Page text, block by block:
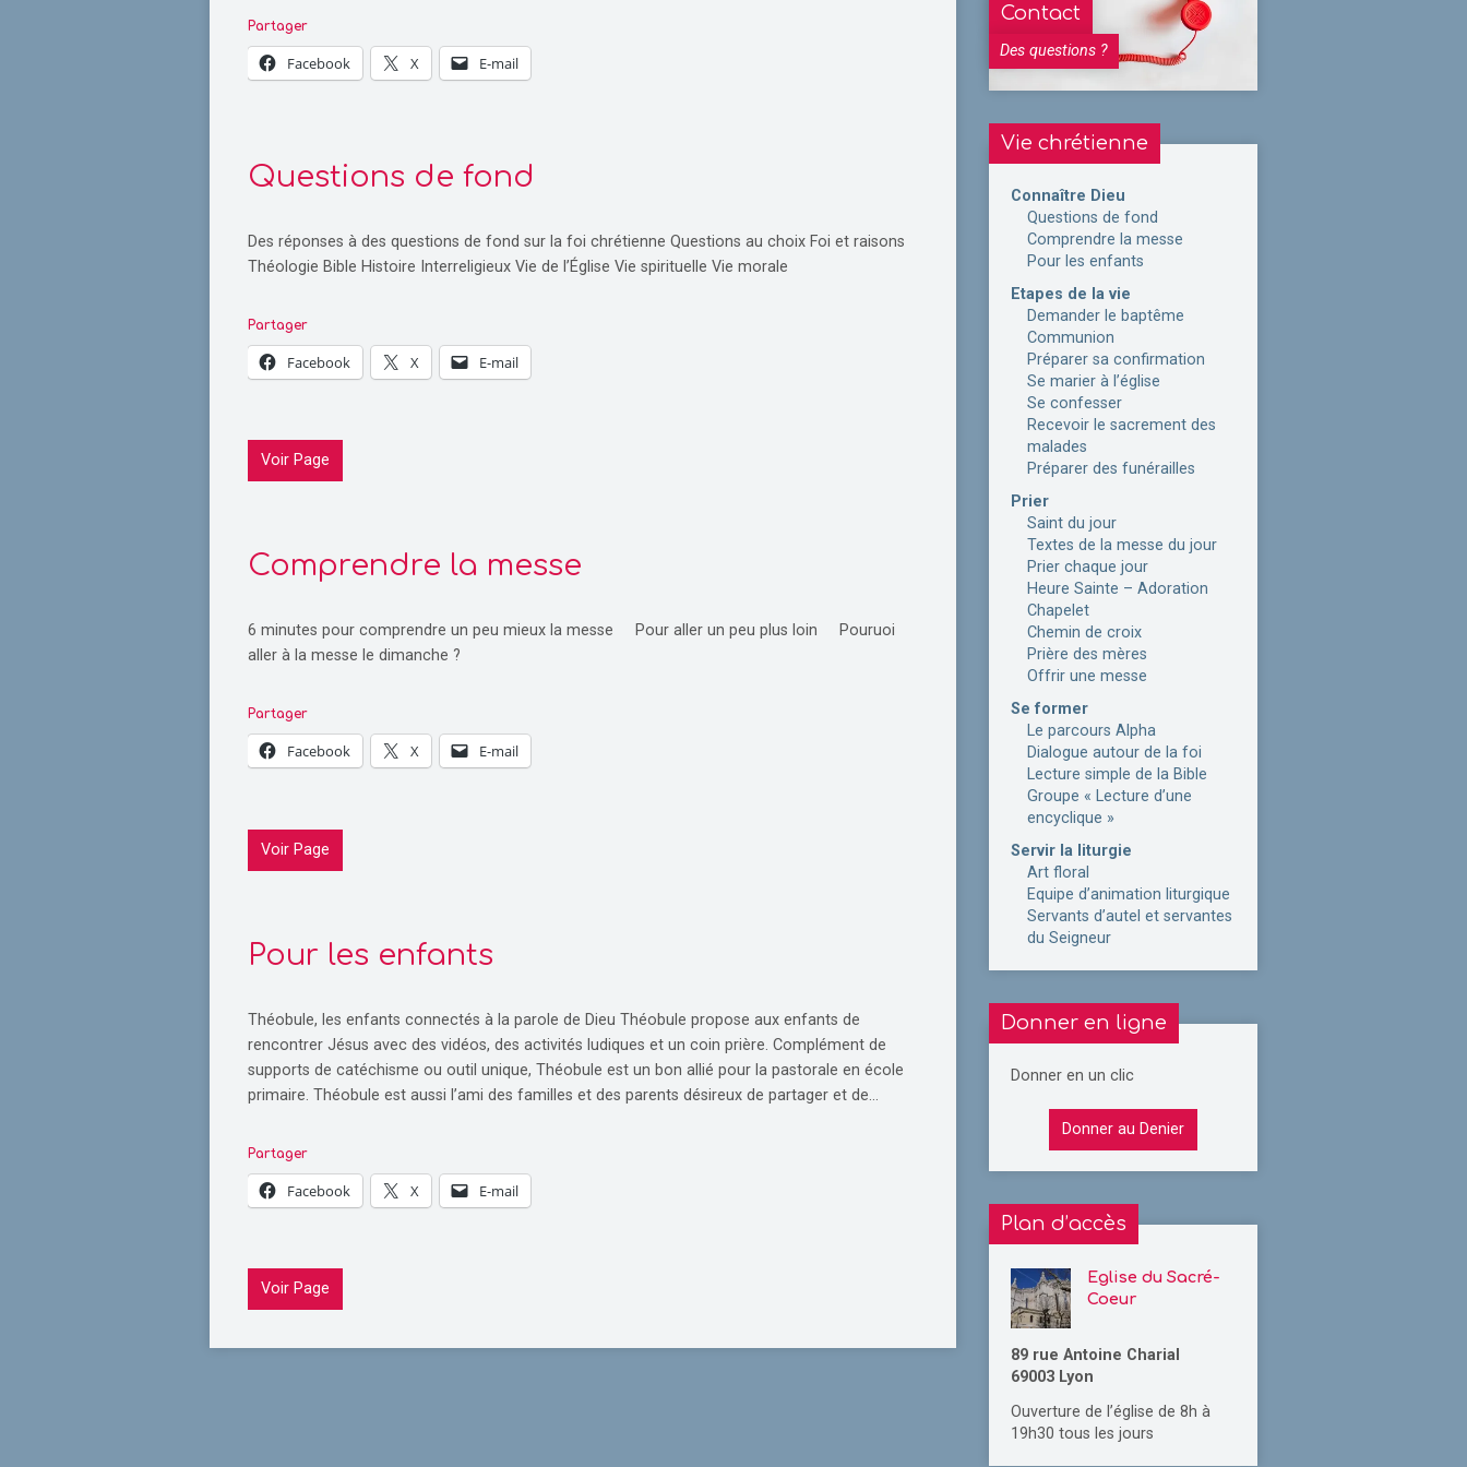
Partager
Facebook X E-mail
Questions de fond
Des réponses à des questions de fond sur la foi chrétienne Questions au choix Foi et raisons
Théologie Bible Histoire Interreligieux Vie de l’Église Vie spirituelle Vie morale
Partager
Facebook X E-mail
Voir Page
Comprendre la messe
6 minutes pour comprendre un peu mieux la messe Pour aller un peu plus loin Pouruoi
aller à la messe le dimanche ?
Partager
Facebook X E-mail
Voir Page
Pour les enfants
Théobule, les enfants connectés à la parole de Dieu Théobule propose aux enfants de
rencontrer Jésus avec des vidéos, des activités ludiques et un coin prière. Complément de
supports de catéchisme ou outil unique, Théobule est un bon allié pour la pastorale en école
primaire. Théobule est aussi l’ami des familles et des parents désireux de partager et de…
Partager
Facebook X E-mail
Voir Page
Contact
Des questions ?
Vie chrétienne
Connaître Dieu
Questions de fond
Comprendre la messe
Pour les enfants
Etapes de la vie
Demander le baptême
Communion
Préparer sa confirmation
Se marier à l’église
Se confesser
Recevoir le sacrement des
malades
Préparer des funérailles
Prier
Saint du jour
Textes de la messe du jour
Prier chaque jour
Heure Sainte – Adoration
Chapelet
Chemin de croix
Prière des mères
Offrir une messe
Se former
Le parcours Alpha
Dialogue autour de la foi
Lecture simple de la Bible
Groupe « Lecture d’une
encyclique »
Servir la liturgie
Art floral
Equipe d’animation liturgique
Servants d’autel et servantes
du Seigneur
Donner en ligne
Donner en un clic
Donner au Denier
Plan d’accès
Eglise du Sacré-
Coeur
89 rue Antoine Charial
69003 Lyon
Ouverture de l’église de 8h à
19h30 tous les jours